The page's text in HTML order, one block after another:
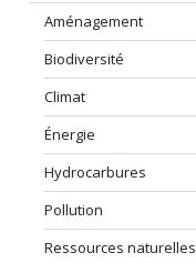
Aménagement
Biodiversité
Climat
Énergie
Hydrocarbures
Pollution
Ressources naturelles